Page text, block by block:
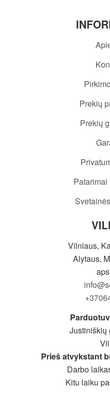
Prekių
Prekių
Vilniaus,
Alytaus,
Justiniškių
Prieš atvykstant
Darbo
Kitu laiku